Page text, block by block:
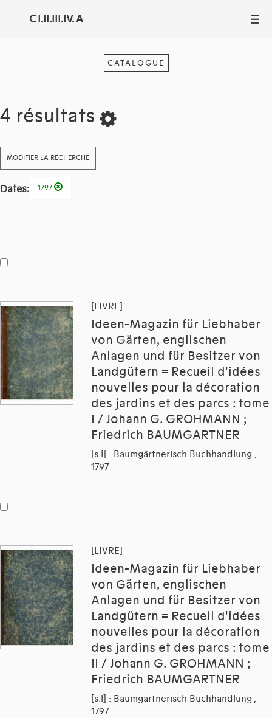
C I.II.III.IV. A III
CATALOGUE
4 résultats
MODIFIER LA RECHERCHE
Dates: 1797
[LIVRE]
Ideen-Magazin für Liebhaber
von Gärten, englischen
Anlagen und für Besitzer von
Landgütern = Recueil d'idées
nouvelles pour la décoration
des jardins et des parcs : tome
I / Johann G. GROHMANN ;
Friedrich BAUMGARTNER
[s.l] : Baumgärtnerisch Buchhandlung ,
1797
[LIVRE]
Ideen-Magazin für Liebhaber
von Gärten, englischen
Anlagen und für Besitzer von
Landgütern = Recueil d'idées
nouvelles pour la décoration
des jardins et des parcs : tome
II / Johann G. GROHMANN ;
Friedrich BAUMGARTNER
[s.l] : Baumgärtnerisch Buchhandlung ,
1797